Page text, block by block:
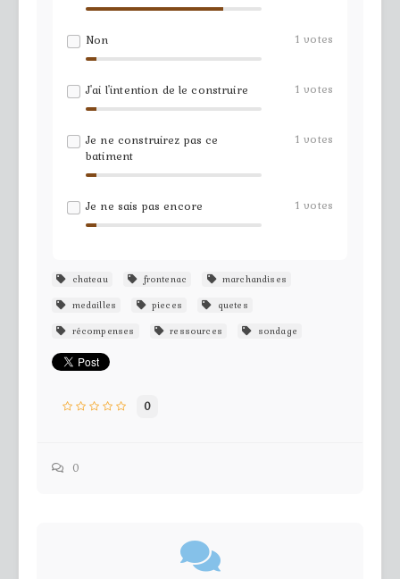
Non 1 votes
J'ai l'intention de le construire 1 votes
Je ne construirez pas ce
batiment
1 votes
Je ne sais pas encore 1 votes
chateau frontenac
marchandises
medailles
pieces
quetes
récompenses
ressources sondage
0
0